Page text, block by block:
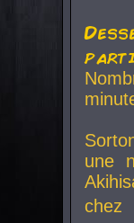
une
chez